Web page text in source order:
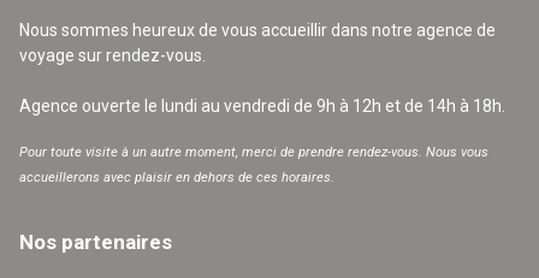
Nous sommes heureux de vous accueillir dans notre agence de
voyage sur rendez-vous.
Agence ouverte le lundi au vendredi de 9h à 12h et de 14h à 18h.
Pour toute visite à un autre moment, merci de prendre rendez-vous. Nous vous
accueillerons avec plaisir en dehors de ces horaires.
Nos partenaires